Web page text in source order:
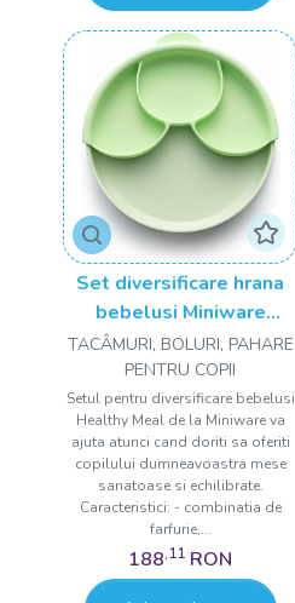
Set diversificare hrana
bebelusi Miniware
Healthy Meal, 100% din
materiale naturale
biodegradabile, 3 piese,
Keylime
TACÂMURI, BOLURI, PAHARE
PENTRU COPII
Setul pentru diversificare bebelusi
Healthy Meal de la Miniware va
ajuta atunci cand doriti sa oferiti
copilului dumneavoastra mese
sanatoase si echilibrate.
Caracteristici: - combinatia de
farfurie,...
188,11 RON